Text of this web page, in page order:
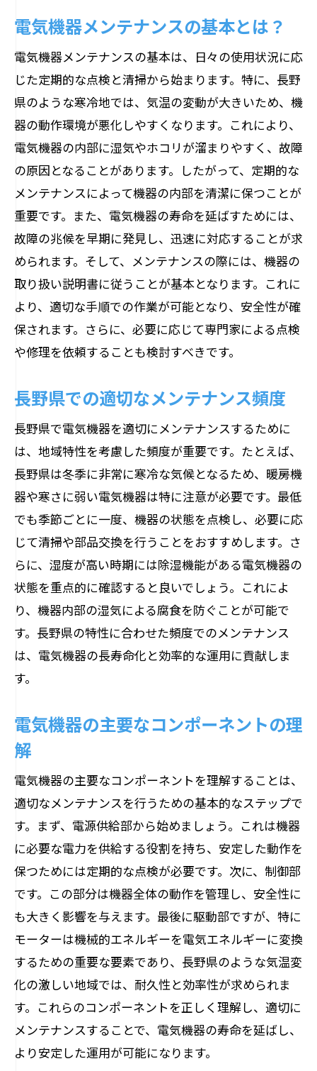
ドバイス
電気機器の寿命を延ばす秘訣
長野県特有のメンテナンスポイント
荻原電機が推奨する保管方法
電気機器の劣化を防ぐための注意点
専門家が教える日常点検の重要性
長期間使用するためのメンテナンス計画
長野県の気候が電気機器に与える影響につい
て
気候による影響の基本理解
湿気と温度変化が機器に及ぼす影響
長野県の季節ごとのメンテナンス要点
寒冷気候が電気機器に与える課題
地域特有の環境対策
気候に応じたメンテナンスプラン
電気機器メンテナンス長野県での注意すべき
ポイント
長野県でのメンテナンスの落とし穴
知っておくべき安全対策
電気機器トラブルの予防策
長野県でのメンテナンスに必要なツール
地域特有のリスク管理
効率的なメンテナンススケジュールの立
て方
荻原電機が教える電気機器の具体的なメンテ
ナンス方法
メンテナンスに必要な道具の準備
電気機器の保護方法
日常メンテナンスのステップ
電気機器のトラブルを未然に防ぐための日常
ケア
トラブルを防ぐための日常チェック
未然防止のための習慣づけ
簡単にできる日常ケアのポイント
電気機器の異常を早期発見する方法
予防保守の効果的な実施
トラブルを回避するための要点
長野県ならではの電気機器メンテナンスのコ
ツ
電気機器メンテナンスの基本とは？
電気機器メンテナンスの基本は、日々の使用状況に応
じた定期的な点検と清掃から始まります。特に、長野
県のような寒冷地では、気温の変動が大きいため、機
器の動作環境が悪化しやすくなります。これにより、
電気機器の内部に湿気やホコリが溜まりやすく、故障
の原因となることがあります。したがって、定期的な
メンテナンスによって機器の内部を清潔に保つことが
重要です。また、電気機器の寿命を延ばすためには、
故障の兆候を早期に発見し、迅速に対応することが求
められます。そして、メンテナンスの際には、機器の
取り扱い説明書に従うことが基本となります。これに
より、適切な手順での作業が可能となり、安全性が確
保されます。さらに、必要に応じて専門家による点検
や修理を依頼することも検討すべきです。
長野県での適切なメンテナンス頻度
長野県で電気機器を適切にメンテナンスするために
は、地域特性を考慮した頻度が重要です。たとえば、
長野県は冬季に非常に寒冷な気候となるため、暖房機
器や寒さに弱い電気機器は特に注意が必要です。最低
でも季節ごとに一度、機器の状態を点検し、必要に応
じて清掃や部品交換を行うことをおすすめします。さ
らに、湿度が高い時期には除湿機能がある電気機器の
状態を重点的に確認すると良いでしょう。これによ
り、機器内部の湿気による腐食を防ぐことが可能で
す。長野県の特性に合わせた頻度でのメンテナンス
は、電気機器の長寿命化と効率的な運用に貢献しま
す。
電気機器の主要なコンポーネントの理
解
電気機器の主要なコンポーネントを理解することは、
適切なメンテナンスを行うための基本的なステップで
す。まず、電源供給部から始めましょう。これは機器
に必要な電力を供給する役割を持ち、安定した動作を
保つためには定期的な点検が必要です。次に、制御部
です。この部分は機器全体の動作を管理し、安全性に
も大きく影響を与えます。最後に駆動部ですが、特に
モーターは機械的エネルギーを電気エネルギーに変換
するための重要な要素であり、長野県のような気温変
化の激しい地域では、耐久性と効率性が求められま
す。これらのコンポーネントを正しく理解し、適切に
メンテナンスすることで、電気機器の寿命を延ばし、
より安定した運用が可能になります。